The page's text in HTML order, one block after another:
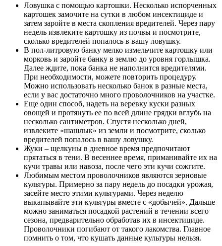
Ловушка с помощью картошки. Несколько испорченных
картошек замочите на сутки в любом инсектициде и
затем заройте в места скопления вредителей. Через пару
недель извлеките картошку из почвы и посмотрите,
сколько вредителей попалось в вашу ловушку.
В пол-литровую банку мелко измельчите картошку или
морковь и заройте банку в землю до уровня горлышка.
Далее ждите, пока банка не наполнится вредителями.
При необходимости, можете повторить процедуру.
Можно использовать несколько банок в разные места,
если у вас достаточно много проволочников на участке.
Еще один способ, надеть на веревку куски разных
овощей и протянуть ее по всей длине грядки вглубь на
несколько сантиметров. Спустя несколько дней,
извлеките «шашлык» из земли и посмотрите, сколько
вредителей попалось в вашу ловушку.
Жуки – щелкуны в дневное время предпочитают
прятаться в тени. В весеннее время, приманивайте их на
кучи травы или навоза, после чего эти кучи сожгите.
Любимым местом проволочников являются зерновые
культуры. Примерно за пару недель до посадки урожая,
засейте место этими культурами. Через неделю
выкапывайте эти культуры вместе с «добычей». Дальше
можно заниматься посадкой растений в течении всего
сезона, предварительно обработав их в инсектициде.
Проволочники погибают от такого лакомства. Главное
помнить о том, что кушать данные культуры нельзя.